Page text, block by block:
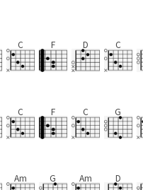
C F D C
C F C G
Am G Am D